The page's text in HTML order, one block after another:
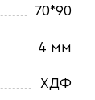
70*90
4 мм
ХДФ